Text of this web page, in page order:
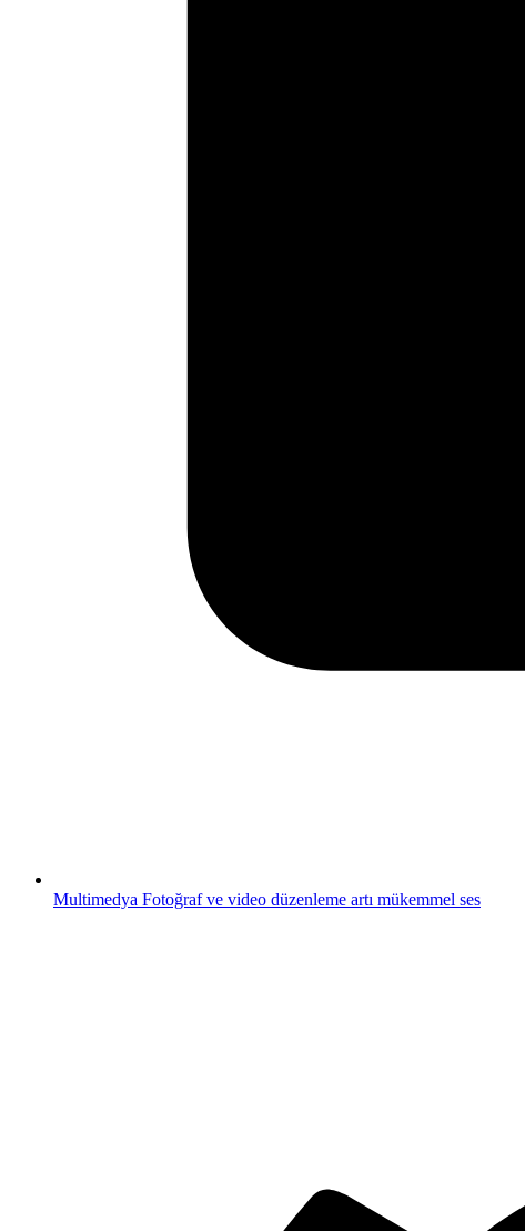
Multimedya Fotoğraf ve video düzenleme artı mükemmel ses